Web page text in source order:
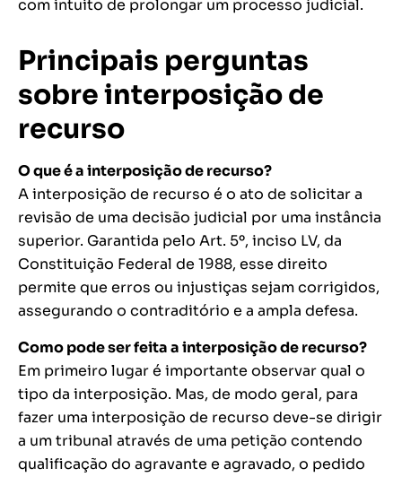
com intuito de prolongar um processo judicial.
Principais perguntas
sobre interposição de
recurso
O que é a interposição de recurso?
A interposição de recurso é o ato de solicitar a
revisão de uma decisão judicial por uma instância
superior. Garantida pelo Art. 5º, inciso LV, da
Constituição Federal de 1988, esse direito
permite que erros ou injustiças sejam corrigidos,
assegurando o contraditório e a ampla defesa.
Como pode ser feita a interposição de recurso?
Em primeiro lugar é importante observar qual o
tipo da interposição. Mas, de modo geral, para
fazer uma interposição de recurso deve-se dirigir
a um tribunal através de uma petição contendo
qualificação do agravante e agravado, o pedido